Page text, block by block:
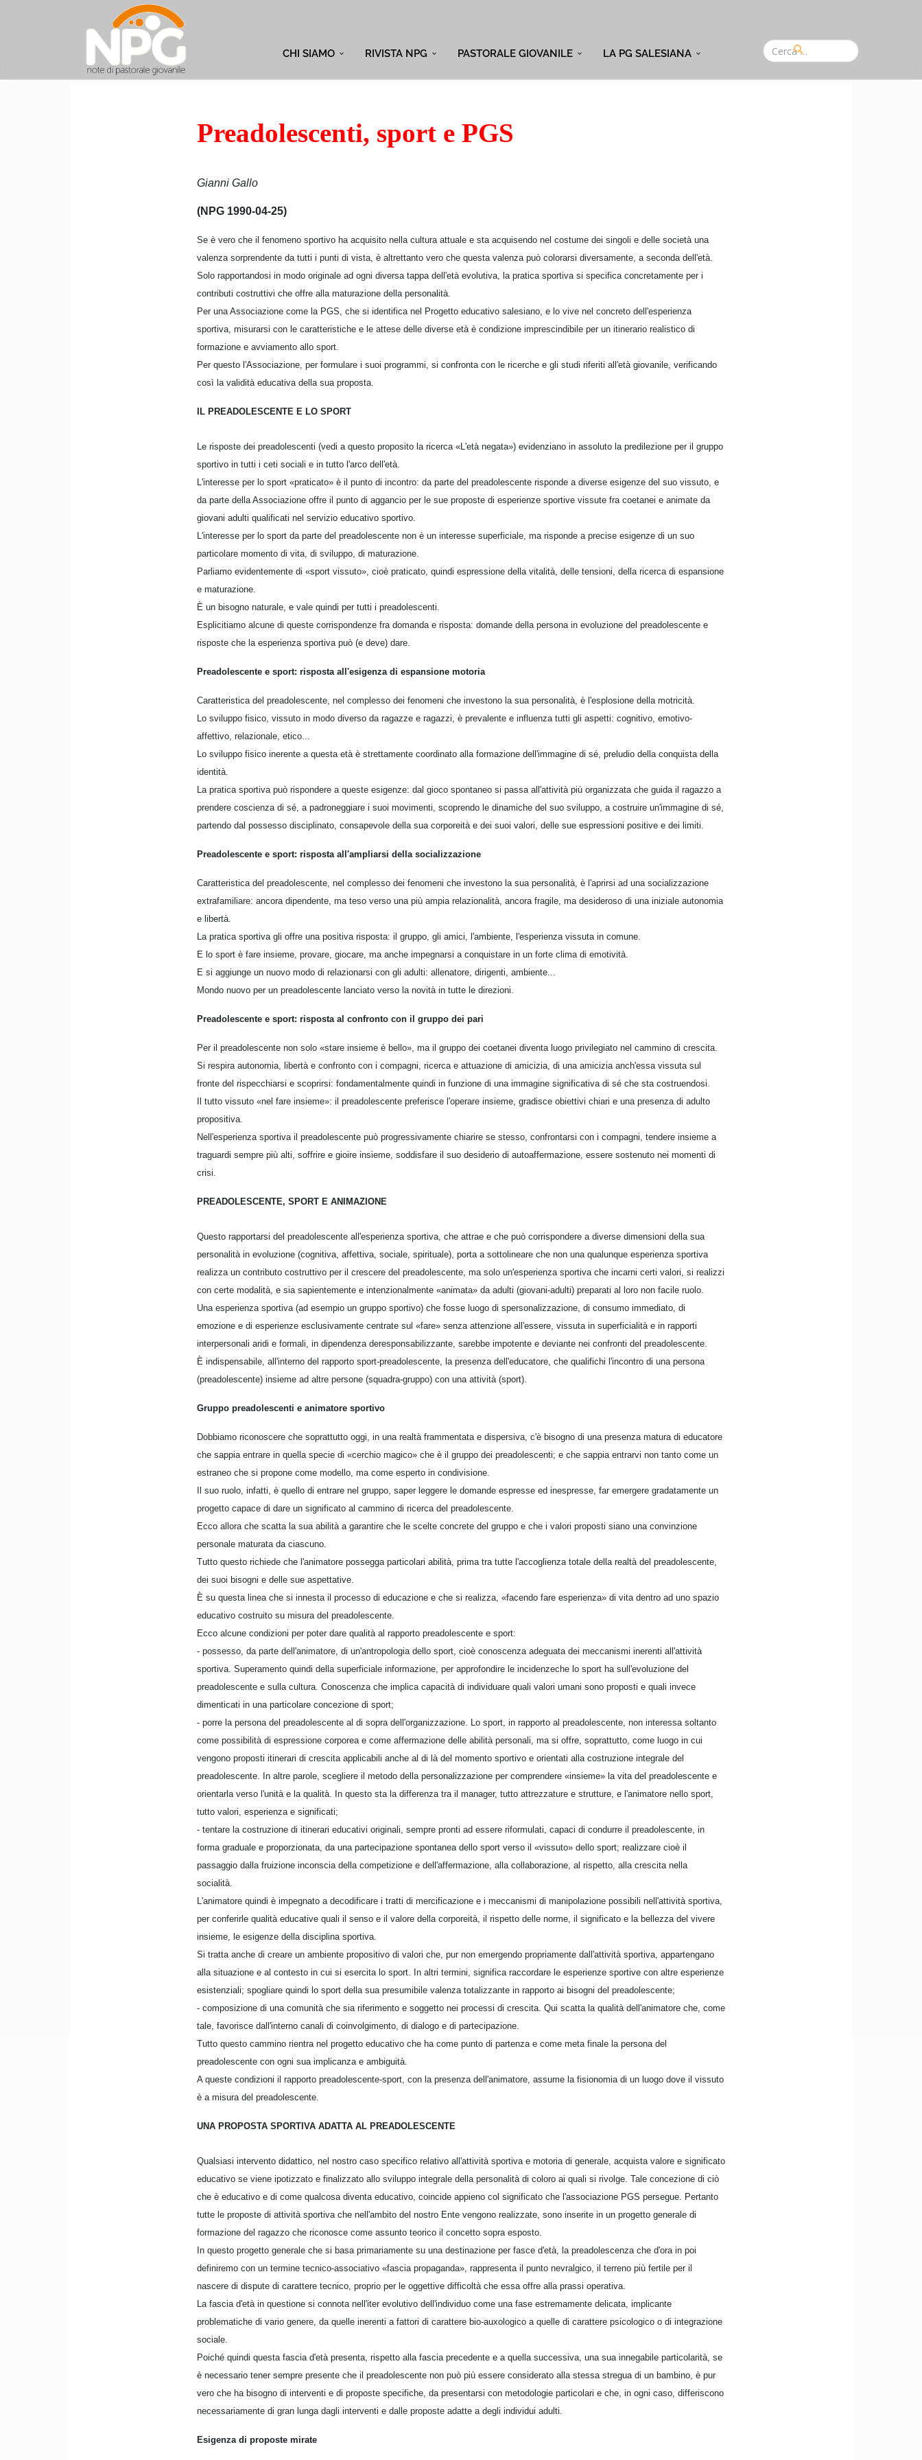
CHI SIAMO RIVISTA NPG PASTORALE GIOVANILE LA PG SALESIANA
Preadolescenti, sport e PGS
Gianni Gallo
(NPG 1990-04-25)
Se è vero che il fenomeno sportivo ha acquisito nella cultura attuale e sta acquisendo nel costume dei singoli e delle società una
valenza sorprendente da tutti i punti di vista, è altrettanto vero che questa valenza può colorarsi diversamente, a seconda dell'età.
Solo rapportandosi in modo originale ad ogni diversa tappa dell'età evolutiva, la pratica sportiva si specifica concretamente per i
contributi costruttivi che offre alla maturazione della personalità.
Per una Associazione come la PGS, che si identifica nel Progetto educativo salesiano, e lo vive nel concreto dell'esperienza
sportiva, misurarsi con le caratteristiche e le attese delle diverse età è condizione imprescindibile per un itinerario realistico di
formazione e avviamento allo sport.
Per questo l'Associazione, per formulare i suoi programmi, si confronta con le ricerche e gli studi riferiti all'età giovanile, verificando
così la validità educativa della sua proposta.
IL PREADOLESCENTE E LO SPORT
Le risposte dei preadolescenti (vedi a questo proposito la ricerca «L'età negata») evidenziano in assoluto la predilezione per il gruppo
sportivo in tutti i ceti sociali e in tutto l'arco dell'età.
L'interesse per lo sport «praticato» è il punto di incontro: da parte del preadolescente risponde a diverse esigenze del suo vissuto, e
da parte della Associazione offre il punto di aggancio per le sue proposte di esperienze sportive vissute fra coetanei e animate da
giovani adulti qualificati nel servizio educativo sportivo.
L'interesse per lo sport da parte del preadolescente non è un interesse superficiale, ma risponde a precise esigenze di un suo
particolare momento di vita, di sviluppo, di maturazione.
Parliamo evidentemente di «sport vissuto», cioè praticato, quindi espressione della vitalità, delle tensioni, della ricerca di espansione
e maturazione.
È un bisogno naturale, e vale quindi per tutti i preadolescenti.
Esplicitiamo alcune di queste corrispondenze fra domanda e risposta: domande della persona in evoluzione del preadolescente e
risposte che la esperienza sportiva può (e deve) dare.
Preadolescente e sport: risposta all'esigenza di espansione motoria
Caratteristica del preadolescente, nel complesso dei fenomeni che investono la sua personalità, è l'esplosione della motricità.
Lo sviluppo fisico, vissuto in modo diverso da ragazze e ragazzi, è prevalente e influenza tutti gli aspetti: cognitivo, emotivo-
affettivo, relazionale, etico...
Lo sviluppo fisico inerente a questa età è strettamente coordinato alla formazione dell'immagine di sé, preludio della conquista della
identità.
La pratica sportiva può rispondere a queste esigenze: dal gioco spontaneo si passa all'attività più organizzata che guida il ragazzo a
prendere coscienza di sé, a padroneggiare i suoi movimenti, scoprendo le dinamiche del suo sviluppo, a costruire un'immagine di sé,
partendo dal possesso disciplinato, consapevole della sua corporeità e dei suoi valori, delle sue espressioni positive e dei limiti.
Preadolescente e sport: risposta all'ampliarsi della socializzazione
Caratteristica del preadolescente, nel complesso dei fenomeni che investono la sua personalità, è l'aprirsi ad una socializzazione
extrafamiliare: ancora dipendente, ma teso verso una più ampia relazionalità, ancora fragile, ma desideroso di una iniziale autonomia
e libertà.
La pratica sportiva gli offre una positiva risposta: il gruppo, gli amici, l'ambiente, l'esperienza vissuta in comune.
E lo sport è fare insieme, provare, giocare, ma anche impegnarsi a conquistare in un forte clima di emotività.
E si aggiunge un nuovo modo di relazionarsi con gli adulti: allenatore, dirigenti, ambiente...
Mondo nuovo per un preadolescente lanciato verso la novità in tutte le direzioni.
Preadolescente e sport: risposta al confronto con il gruppo dei pari
Per il preadolescente non solo «stare insieme è bello», ma il gruppo dei coetanei diventa luogo privilegiato nel cammino di crescita.
Si respira autonomia, libertà e confronto con i compagni, ricerca e attuazione di amicizia, di una amicizia anch'essa vissuta sul
fronte del rispecchiarsi e scoprirsi: fondamentalmente quindi in funzione di una immagine significativa di sé che sta costruendosi.
Il tutto vissuto «nel fare insieme»: il preadolescente preferisce l'operare insieme, gradisce obiettivi chiari e una presenza di adulto
propositiva.
Nell'esperienza sportiva il preadolescente può progressivamente chiarire se stesso, confrontarsi con i compagni, tendere insieme a
traguardi sempre più alti, soffrire e gioire insieme, soddisfare il suo desiderio di autoaffermazione, essere sostenuto nei momenti di
crisi.
PREADOLESCENTE, SPORT E ANIMAZIONE
Questo rapportarsi del preadolescente all'esperienza sportiva, che attrae e che può corrispondere a diverse dimensioni della sua
personalità in evoluzione (cognitiva, affettiva, sociale, spirituale), porta a sottolineare che non una qualunque esperienza sportiva
realizza un contributo costruttivo per il crescere del preadolescente, ma solo un'esperienza sportiva che incarni certi valori, si realizzi
con certe modalità, e sia sapientemente e intenzionalmente «animata» da adulti (giovani-adulti) preparati al loro non facile ruolo.
Una esperienza sportiva (ad esempio un gruppo sportivo) che fosse luogo di spersonalizzazione, di consumo immediato, di
emozione e di esperienze esclusivamente centrate sul «fare» senza attenzione all'essere, vissuta in superficialità e in rapporti
interpersonali aridi e formali, in dipendenza deresponsabilizzante, sarebbe impotente e deviante nei confronti del preadolescente.
È indispensabile, all'interno del rapporto sport-preadolescente, la presenza dell'educatore, che qualifichi l'incontro di una persona
(preadolescente) insieme ad altre persone (squadra-gruppo) con una attività (sport).
Gruppo preadolescenti e animatore sportivo
Dobbiamo riconoscere che soprattutto oggi, in una realtà frammentata e dispersiva, c'è bisogno di una presenza matura di educatore
che sappia entrare in quella specie di «cerchio magico» che è il gruppo dei preadolescenti; e che sappia entrarvi non tanto come un
estraneo che si propone come modello, ma come esperto in condivisione.
Il suo ruolo, infatti, è quello di entrare nel gruppo, saper leggere le domande espresse ed inespresse, far emergere gradatamente un
progetto capace di dare un significato al cammino di ricerca del preadolescente.
Ecco allora che scatta la sua abilità a garantire che le scelte concrete del gruppo e che i valori proposti siano una convinzione
personale maturata da ciascuno.
Tutto questo richiede che l'animatore possegga particolari abilità, prima tra tutte l'accoglienza totale della realtà del preadolescente,
dei suoi bisogni e delle sue aspettative.
È su questa linea che si innesta il processo di educazione e che si realizza, «facendo fare esperienza» di vita dentro ad uno spazio
educativo costruito su misura del preadolescente.
Ecco alcune condizioni per poter dare qualità al rapporto preadolescente e sport:
- possesso, da parte dell'animatore, di un'antropologia dello sport, cioè conoscenza adeguata dei meccanismi inerenti all'attività
sportiva. Superamento quindi della superficiale informazione, per approfondire le incidenzeche lo sport ha sull'evoluzione del
preadolescente e sulla cultura. Conoscenza che implica capacità di individuare quali valori umani sono proposti e quali invece
dimenticati in una particolare concezione di sport;
- porre la persona del preadolescente al di sopra dell'organizzazione. Lo sport, in rapporto al preadolescente, non interessa soltanto
come possibilità di espressione corporea e come affermazione delle abilità personali, ma si offre, soprattutto, come luogo in cui
vengono proposti itinerari di crescita applicabili anche al di là del momento sportivo e orientati alla costruzione integrale del
preadolescente. In altre parole, scegliere il metodo della personalizzazione per comprendere «insieme» la vita del preadolescente e
orientarla verso l'unità e la qualità. In questo sta la differenza tra il manager, tutto attrezzature e strutture, e l'animatore nello sport,
tutto valori, esperienza e significati;
- tentare la costruzione di itinerari educativi originali, sempre pronti ad essere riformulati, capaci di condurre il preadolescente, in
forma graduale e proporzionata, da una partecipazione spontanea dello sport verso il «vissuto» dello sport; realizzare cioè il
passaggio dalla fruizione inconscia della competizione e dell'affermazione, alla collaborazione, al rispetto, alla crescita nella
socialità.
L'animatore quindi è impegnato a decodificare i tratti di mercificazione e i meccanismi di manipolazione possibili nell'attività sportiva,
per conferirle qualità educative quali il senso e il valore della corporeità, il rispetto delle norme, il significato e la bellezza del vivere
insieme, le esigenze della disciplina sportiva.
Si tratta anche di creare un ambiente propositivo di valori che, pur non emergendo propriamente dall'attività sportiva, appartengano
alla situazione e al contesto in cui si esercita lo sport. In altri termini, significa raccordare le esperienze sportive con altre esperienze
esistenziali; spogliare quindi lo sport della sua presumibile valenza totalizzante in rapporto ai bisogni del preadolescente;
- composizione di una comunità che sia riferimento e soggetto nei processi di crescita. Qui scatta la qualità dell'animatore che, come
tale, favorisce dall'interno canali di coinvolgimento, di dialogo e di partecipazione.
Tutto questo cammino rientra nel progetto educativo che ha come punto di partenza e come meta finale la persona del
preadolescente con ogni sua implicanza e ambiguità.
A queste condizioni il rapporto preadolescente-sport, con la presenza dell'animatore, assume la fisionomia di un luogo dove il vissuto
è a misura del preadolescente.
UNA PROPOSTA SPORTIVA ADATTA AL PREADOLESCENTE
Qualsiasi intervento didattico, nel nostro caso specifico relativo all'attività sportiva e motoria di generale, acquista valore e significato
educativo se viene ipotizzato e finalizzato allo sviluppo integrale della personalità di coloro ai quali si rivolge. Tale concezione di ciò
che è educativo e di come qualcosa diventa educativo, coincide appieno col significato che l'associazione PGS persegue. Pertanto
tutte le proposte di attività sportiva che nell'ambito del nostro Ente vengono realizzate, sono inserite in un progetto generale di
formazione del ragazzo che riconosce come assunto teorico il concetto sopra esposto.
In questo progetto generale che si basa primariamente su una destinazione per fasce d'età, la preadolescenza che d'ora in poi
definiremo con un termine tecnico-associativo «fascia propaganda», rappresenta il punto nevralgico, il terreno più fertile per il
nascere di dispute di carattere tecnico, proprio per le oggettive difficoltà che essa offre alla prassi operativa.
La fascia d'età in questione si connota nell'iter evolutivo dell'individuo come una fase estremamente delicata, implicante
problematiche di vario genere, da quelle inerenti a fattori di carattere bio-auxologico a quelle di carattere psicologico o di integrazione
sociale.
Poiché quindi questa fascia d'età presenta, rispetto alla fascia precedente e a quella successiva, una sua innegabile particolarità, se
è necessario tener sempre presente che il preadolescente non può più essere considerato alla stessa stregua di un bambino, è pur
vero che ha bisogno di interventi e di proposte specifiche, da presentarsi con metodologie particolari e che, in ogni caso, differiscono
necessariamente di gran lunga dagli interventi e dalle proposte adatte a degli individui adulti.
Esigenza di proposte mirate